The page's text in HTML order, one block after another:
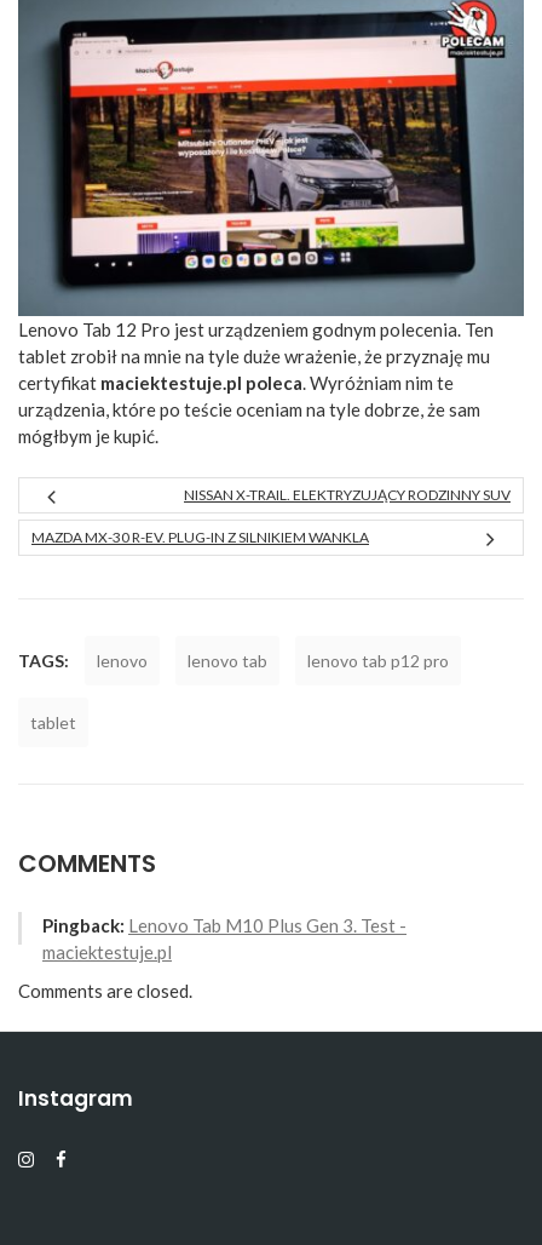
Lenovo Tab 12 Pro jest urządzeniem godnym polecenia. Ten
tablet zrobił na mnie na tyle duże wrażenie, że przyznaję mu
certyfikat maciektestuje.pl poleca. Wyróżniam nim te
urządzenia, które po teście oceniam na tyle dobrze, że sam
mógłbym je kupić.
NISSAN X-TRAIL. ELEKTRYZUJĄCY RODZINNY SUV
MAZDA MX-30 R-EV. PLUG-IN Z SILNIKIEM WANKLA
TAGS: lenovo lenovo tab lenovo tab p12 pro
tablet
COMMENTS
Pingback: Lenovo Tab M10 Plus Gen 3. Test -
maciektestuje.pl
Comments are closed.
Instagram